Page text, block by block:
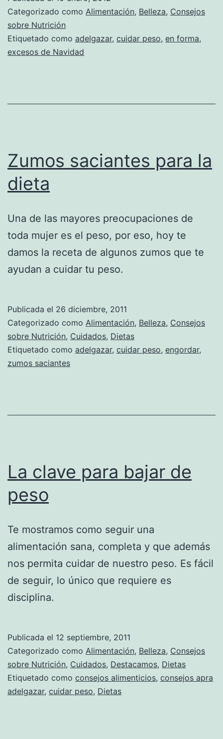
Categorizado como Alimentación, Belleza, Consejos
sobre Nutrición
Etiquetado como adelgazar, cuidar peso, en forma,
excesos de Navidad
Zumos saciantes para la
dieta
Una de las mayores preocupaciones de
toda mujer es el peso, por eso, hoy te
damos la receta de algunos zumos que te
ayudan a cuidar tu peso.
Publicada el 26 diciembre, 2011
Categorizado como Alimentación, Belleza, Consejos
sobre Nutrición, Cuidados, Dietas
Etiquetado como adelgazar, cuidar peso, engordar,
zumos saciantes
La clave para bajar de
peso
Te mostramos como seguir una
alimentación sana, completa y que además
nos permita cuidar de nuestro peso. Es fácil
de seguir, lo único que requiere es
disciplina.
Publicada el 12 septiembre, 2011
Categorizado como Alimentación, Belleza, Consejos
sobre Nutrición, Cuidados, Destacamos, Dietas
Etiquetado como consejos alimenticios, consejos apra
adelgazar, cuidar peso, Dietas